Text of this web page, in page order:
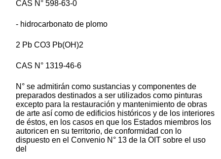
CAS N° 598-63-0
- hidrocarbonato de plomo
2 Pb CO3 Pb(OH)2
CAS N° 1319-46-6
N° se admitirán como sustancias y componentes de
preparados destinados a ser utilizados como pinturas
excepto para la restauración y mantenimiento de obras
de arte así como de edificios históricos y de los interiores
de éstos, en los casos en que los Estados miembros los
autoricen en su territorio, de conformidad con lo
dispuesto en el Convenio N° 13 de la OIT sobre el uso
del